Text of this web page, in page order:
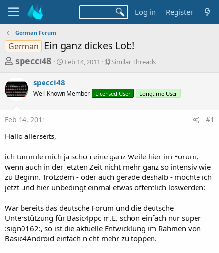
Log in Register
German Forum
German Ein ganz dickes Lob!
T
r
e
a
d
s
a
r
t
r
specci48
S
r
t
a
Feb 14, 2011
S
l
r
a
d
s
Similar Threads
specci48
Well-Known Member Licensed User Longtime User
Feb 14, 2011 #1
Hallo allerseits,
ich tummle mich ja schon eine ganz Weile hier im Forum,
wenn auch in der letzten Zeit nicht mehr ganz so intensiv wie
zu Beginn. Trotzdem - oder auch gerade deshalb - möchte ich
jetzt und hier unbedingt einmal etwas öffentlich loswerden:
War bereits das deutsche Forum und die deutsche
Unterstützung für Basic4ppc m.E. schon einfach nur super
:sign0162:, so ist die aktuelle Entwicklung im Rahmen von
Basic4Android einfach nicht mehr zu toppen.